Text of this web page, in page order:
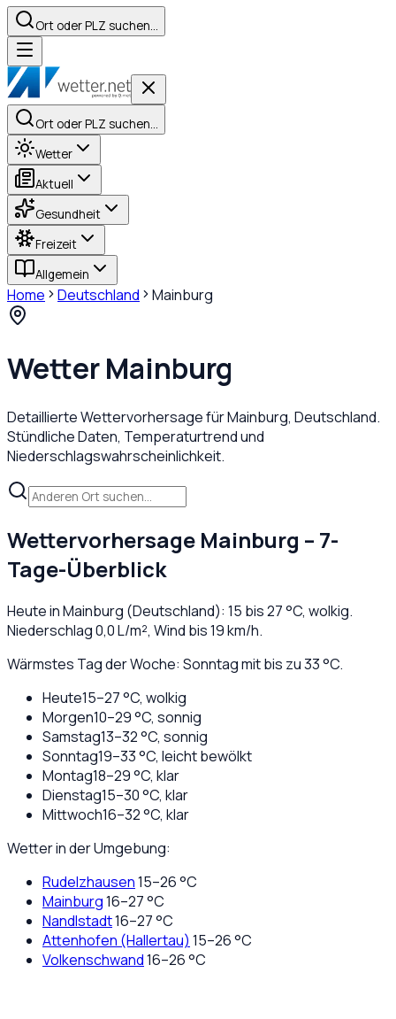
Ort oder PLZ suchen…
Ort oder PLZ suchen…
Wetter
Aktuell
Gesundheit
Freizeit
Allgemein
Home Deutschland Mainburg
WetterMainburg
Detaillierte Wettervorhersage fürMainburg, Deutschland.
Stündliche Daten, Temperaturtrend und
Niederschlagswahrscheinlichkeit.
Wettervorhersage Mainburg – 7-
Tage-Überblick
Heute inMainburg (Deutschland): 15 bis27°C, wolkig.
Niederschlag0,0L/m², Wind bis19km/h.
Wärmstes Tag der Woche: Sonntag mit bis zu 33 °C.
Heute15–27°C, wolkig
Morgen10–29°C, sonnig
Samstag13–32°C, sonnig
Sonntag19–33°C, leicht bewölkt
Montag18–29°C, klar
Dienstag15–30°C, klar
Mittwoch16–32°C, klar
Wetter in der Umgebung:
Rudelzhausen15–26°C
Mainburg16–27°C
Nandlstadt16–27°C
Attenhofen (Hallertau) 15–26°C
Volkenschwand16–26°C